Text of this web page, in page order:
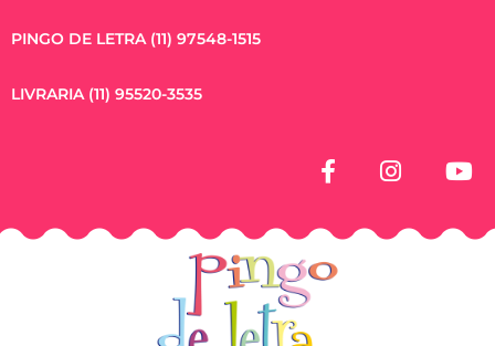
PINGO DE LETRA (11) 97548-1515
LIVRARIA (11) 95520-3535